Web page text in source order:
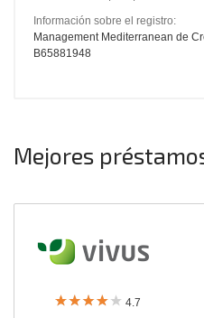
Información sobre el registro:
Management Mediterranean de
B65881948
Mejores
4.7